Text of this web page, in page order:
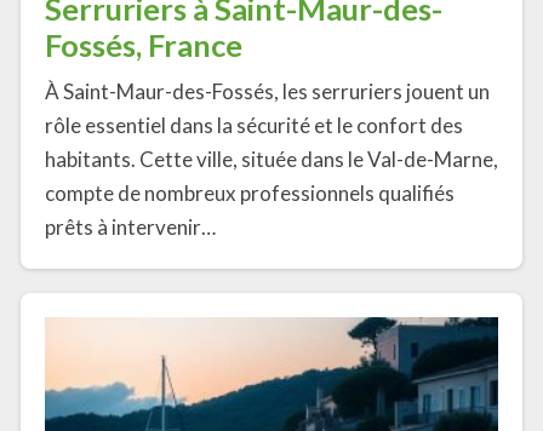
Serruriers à Saint-Maur-des-
Fossés, France
À Saint-Maur-des-Fossés, les serruriers jouent un
rôle essentiel dans la sécurité et le confort des
habitants. Cette ville, située dans le Val-de-Marne,
compte de nombreux professionnels qualifiés
prêts à intervenir…